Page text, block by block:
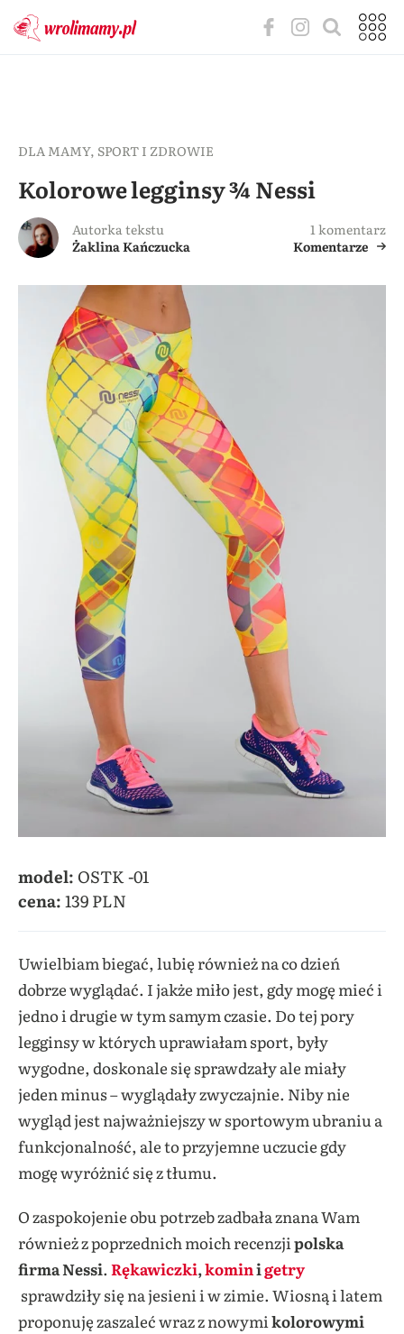
DLA MAMY, SPORT I ZDROWIE
Kolorowe legginsy ¾ Nessi
Autorka tekstu
Żaklina Kańczucka
1 komentarz
Komentarze
model: OSTK -01
cena:139 PLN
Uwielbiam biegać, lubię również na co dzień
dobrze wyglądać. I jakże miło jest, gdy mogę mieć i
jedno i drugie w tym samym czasie. Do tej pory
legginsy w których uprawiałam sport, były
wygodne, doskonale się sprawdzały ale miały
jeden minus – wyglądały zwyczajnie. Niby nie
wygląd jest najważniejszy w sportowym ubraniu a
funkcjonalność, ale to przyjemne uczucie gdy
mogę wyróżnić się z tłumu.
O zaspokojenie obu potrzeb zadbała znana Wam
również z poprzednich moich recenzji polska
firma Nessi. Rękawiczki,kominigetry
sprawdziły się na jesieni i w zimie. Wiosną i latem
proponuję zaszaleć wraz z nowymi kolorowymi